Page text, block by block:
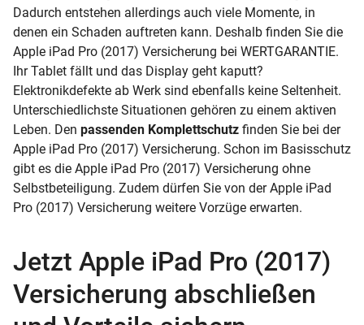
Dadurch entstehen allerdings auch viele Momente, in
denen ein Schaden auftreten kann. Deshalb finden Sie die
Apple iPad Pro (2017) Versicherung bei WERTGARANTIE.
Ihr Tablet fällt und das Display geht kaputt?
Elektronikdefekte ab Werk sind ebenfalls keine Seltenheit.
Unterschiedlichste Situationen gehören zu einem aktiven
Leben. Den passenden Komplettschutz finden Sie bei der
Apple iPad Pro (2017) Versicherung. Schon im Basisschutz
gibt es die Apple iPad Pro (2017) Versicherung ohne
Selbstbeteiligung. Zudem dürfen Sie von der Apple iPad
Pro (2017) Versicherung weitere Vorzüge erwarten.
Jetzt Apple iPad Pro (2017)
Versicherung abschließen